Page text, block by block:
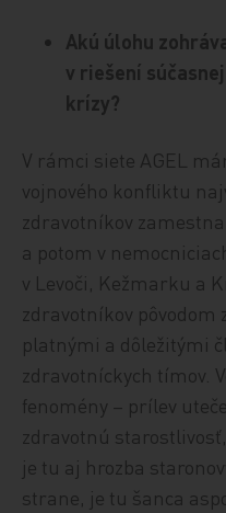
Akú úlohu
v riešení
krízy?
V rámci siete AGEL
vojnového konfliktu
zdravotníkov
a potom v
v Levoči, Kežmarku a
zdravotníkov
platnými a dôležitými
zdravotníckych tímov.
fenomény – prílev
zdravotnú
je tu aj hrozba
strane, je tu šanca